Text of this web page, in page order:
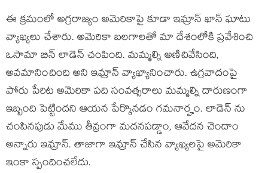
ఈ క్రమంలో అగ్రరాజ్యం అమెరికాపై కూడా ఇమ్రాన్ ఖాన్ ఘాటు
వ్యాఖ్యలు చేశారు. అమెరికా బలగాలతో మా దేశంలోకి ప్రవేశించి
ఒసామా బిన్ లాడెన్ చంపింది. మమ్మల్ని అణిచివేసింది,
అవమానించింది అని ఇమ్రాన్ వ్యాఖ్యానించారు. ఉగ్రవాదంపై
పోరు పేరిట అమెరికా పది సంవత్సరాలు మమ్మల్ని దారుణంగా
ఇబ్బంది పెట్టిందని ఆయన పేర్కొనడం గమనార్హం. లాడెన్ ను
చంపినపుడు మేము తీవ్రంగా మదనపడ్డాం, ఆవేదన చెందాం
అన్నారు ఇమ్రాన్. తాజాగా ఇమ్రాన్ చేసిన వ్యాఖ్యలపై అమెరికా
ఇంకా స్పందించలేదు.